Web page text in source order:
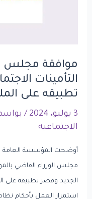
موافقة مجلس
التأمينات
تطبيقه على
3 يوليو، 2024 /
الاجتماعية
أوضحت المؤسسة العامة
مجلس الوزراء القاضي
الجديد وقصر تطبيقه على
استمرار العمل بأحكام
على
الملتحقين
بالعمل